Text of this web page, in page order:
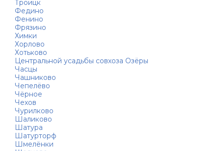
Троицк
Федино
Фенино
Фрязино
Химки
Хорлово
Хотьково
Центральной усадьбы совхоза Озёры
Часцы
Чашниково
Чепелёво
Чёрное
Чехов
Чурилково
Шаликово
Шатура
Шатурторф
Шмелёнки